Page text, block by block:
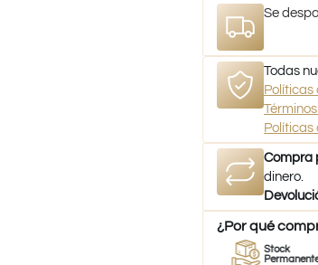
Se
Todas
Políticas
Políticas
Compra
dinero.
¿Por qué
Stock
Permanente